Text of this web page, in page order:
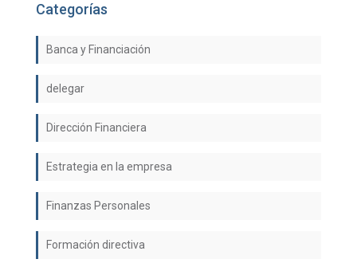
Categorías
Banca y Financiación
delegar
Dirección Financiera
Estrategia en la empresa
Finanzas Personales
Formación directiva